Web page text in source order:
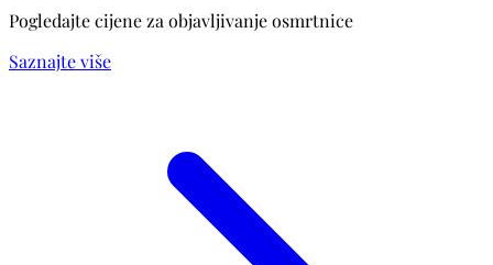
Pogledajte cijene za objavljivanje osmrtnice
Saznajte više